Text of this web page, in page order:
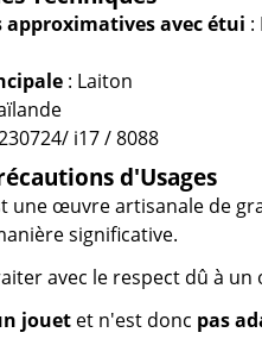
approximatives avec étui :
: Laiton
i17 / 8088
d'Usages
une œuvre artisanale de
significative.
avec le respect dû à
jouet et n'est donc pas